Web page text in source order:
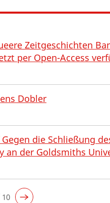
Zeitgeschichten
per Open-Access
Dobler
die Schließung
an der Goldsmiths
10